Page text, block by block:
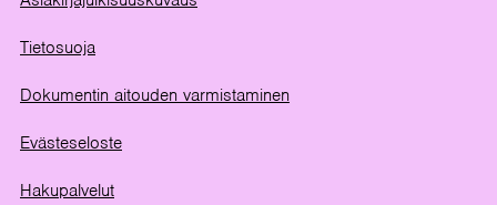
Tietosuoja
Dokumentin aitouden varmistaminen
Evästeseloste
Hakupalvelut